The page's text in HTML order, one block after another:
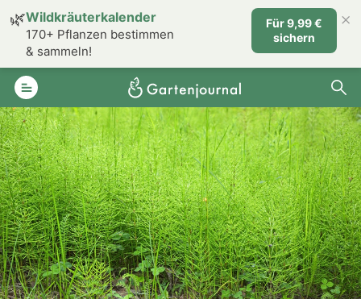
🌿Wildkräuterkalender
170+ Pflanzen bestimmen
& sammeln!
Für 9,99 €
sichern
×